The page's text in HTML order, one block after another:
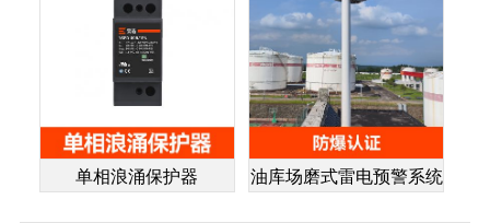
单相浪涌保护器 油库场磨式雷电预警系统